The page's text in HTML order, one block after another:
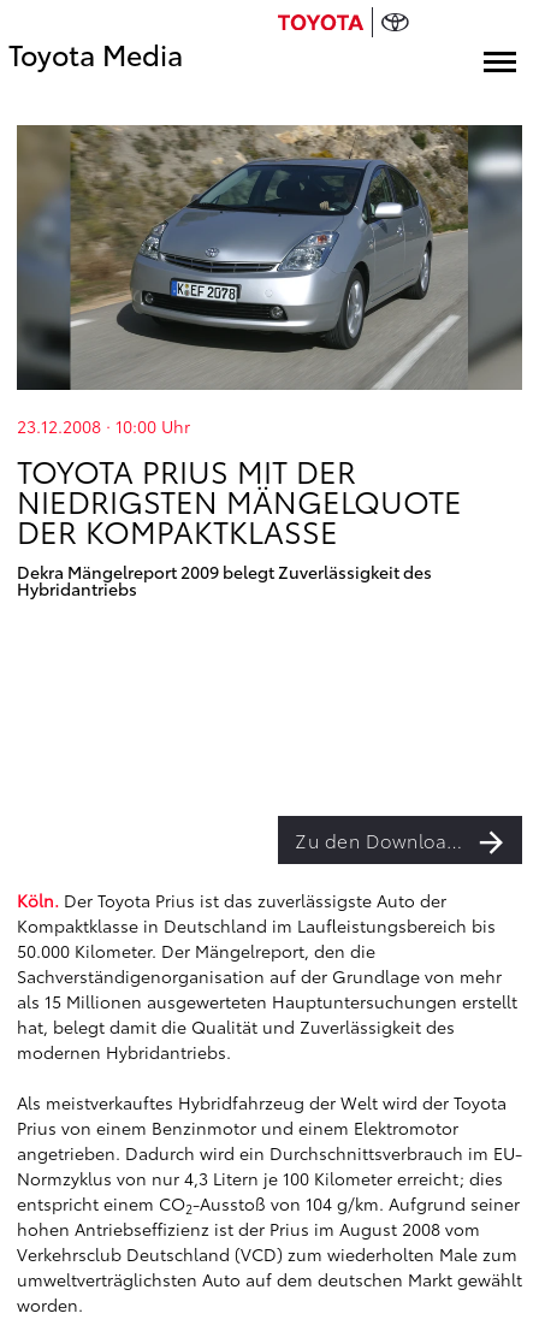
Toyota Media
23.12.2008 · 10:00 Uhr
TOYOTA PRIUS MIT DER
NIEDRIGSTEN MÄNGELQUOTE
DER KOMPAKTKLASSE
Dekra Mängelreport 2009 belegt Zuverlässigkeit des
Hybridantriebs
Zu den Downloads
Köln. Der Toyota Prius ist das zuverlässigste Auto der
Kompaktklasse in Deutschland im Laufleistungsbereich bis
50.000 Kilometer. Der Mängelreport, den die
Sachverständigenorganisation auf der Grundlage von mehr
als 15 Millionen ausgewerteten Hauptuntersuchungen erstellt
hat, belegt damit die Qualität und Zuverlässigkeit des
modernen Hybridantriebs.
Als meistverkauftes Hybridfahrzeug der Welt wird der Toyota
Prius von einem Benzinmotor und einem Elektromotor
angetrieben. Dadurch wird ein Durchschnittsverbrauch im EU-
Normzyklus von nur 4,3 Litern je 100 Kilometer erreicht; dies
entspricht einem CO2-Ausstoß von 104 g/km. Aufgrund seiner
hohen Antriebseffizienz ist der Prius im August 2008 vom
Verkehrsclub Deutschland (VCD) zum wiederholten Male zum
umweltverträglichsten Auto auf dem deutschen Markt gewählt
worden.